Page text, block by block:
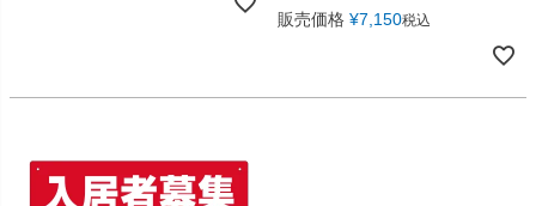
販売価格 ¥7,150税込